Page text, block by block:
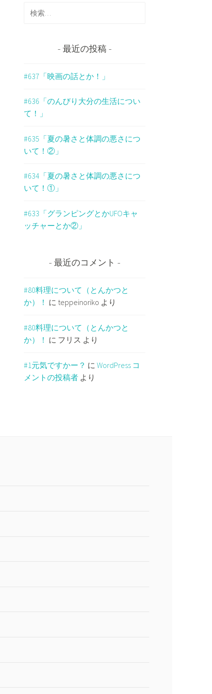
検
最近の投稿
#637「映画の話とか！」
#636「のんびり大分の生活につい
て！」
#635「夏の暑さと体調の悪さにつ
いて！②」
#634「夏の暑さと体調の悪さにつ
いて！①」
#633「グランピングとかUFOキャ
ッチャーとか②」
最近のコメント
#80料理について（とんかつと
か）！ に teppeinoriko より
#80料理について（とんかつと
か）！ に フリス より
#1元気ですかー？ に WordPress コ
メントの投稿者 より